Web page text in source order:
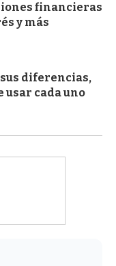
financieras
y más
diferencias,
usar cada uno